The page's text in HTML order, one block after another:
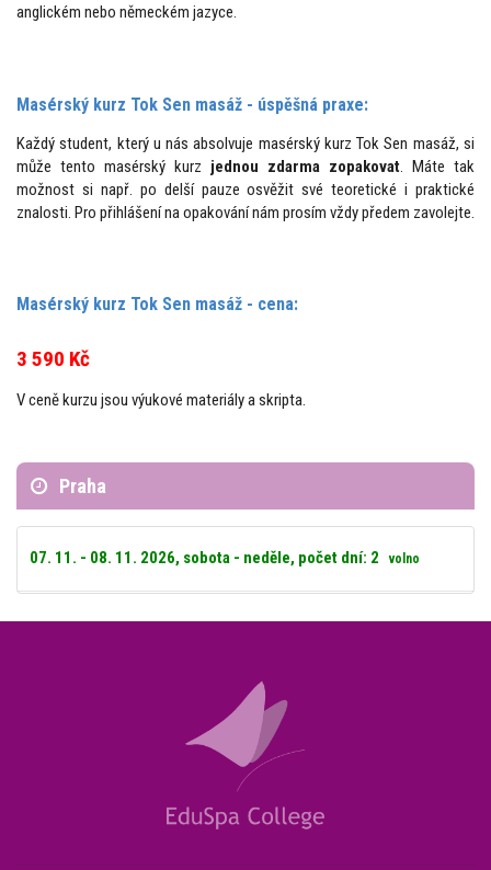
anglickém nebo německém jazyce.
Masérský kurz Tok Sen masáž - úspěšná praxe:
Každý student, který u nás absolvuje masérský kurz Tok Sen masáž, si
může tento masérský kurz jednou zdarma zopakovat. Máte tak
možnost si např. po delší pauze osvěžit své teoretické i praktické
znalosti. Pro přihlášení na opakování nám prosím vždy předem zavolejte.
Masérský kurz Tok Sen masáž - cena:
3 590 Kč
V ceně kurzu jsou výukové materiály a skripta.
Praha
07. 11. - 08. 11. 2026, sobota - neděle, počet dní: 2 volno